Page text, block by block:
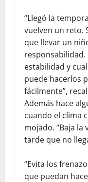
“Llegó la
vuelven un reto.
que llevar un
responsabilidad.
estabilidad y
puede hacerlos
fácilmente”,
Además hace
cuando el clima
mojado. “Baja la
tarde que no
“Evita los
que puedan